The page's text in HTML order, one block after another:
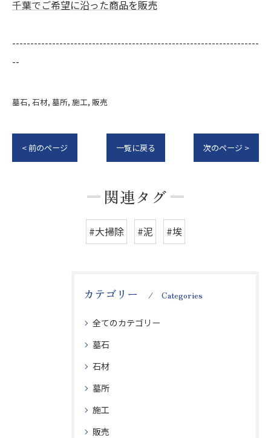
千葉でご希望に沿った商品を販売
--------------------------------------------------------------------
--
墓石 石材 墓所 施工 販売
< 前のページ 一覧に戻る 次のページ >
関連タグ
#大掃除 #泥 #埃
カテゴリー Categories
全てのカテゴリー
墓石
石材
墓所
施工
販売